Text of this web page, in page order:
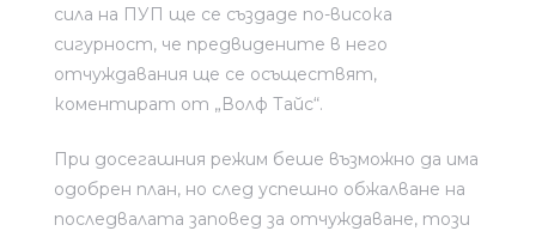
сила на ПУП ще се създаде по-висока
сигурност, че предвидените в него
отчуждавания ще се осъществят,
коментират от „Волф Тайс“.
При досегашния режим беше възможно да има
одобрен план, но след успешно обжалване на
последвалата заповед за отчуждаване, този